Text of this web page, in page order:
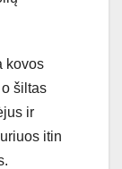
kovos
šiltas
ir
itin